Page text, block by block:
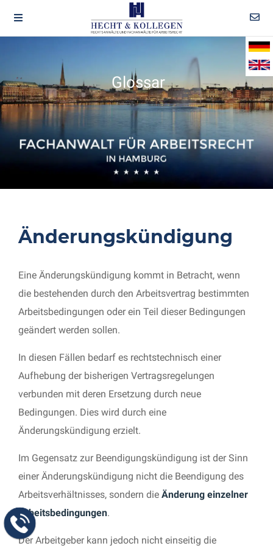
Glossar
Änderungskündigung
Eine Änderungskündigung kommt in Betracht, wenn
die bestehenden durch den Arbeitsvertrag bestimmten
Arbeitsbedingungen oder ein Teil dieser Bedingungen
geändert werden sollen.
In diesen Fällen bedarf es rechtstechnisch einer
Aufhebung der bisherigen Vertragsregelungen
verbunden mit deren Ersetzung durch neue
Bedingungen. Dies wird durch eine
Änderungskündigung erzielt.
Im Gegensatz zur Beendigungskündigung ist der Sinn
einer Änderungskündigung nicht die Beendigung des
Arbeitsverhältnisses, sondern die Änderung einzelner
Arbeitsbedingungen.
Der Arbeitgeber kann jedoch nicht einseitig die